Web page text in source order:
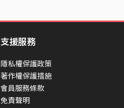
支援服務
隱私權保護政策
著作權保護措施
會員服務條款
免責聲明